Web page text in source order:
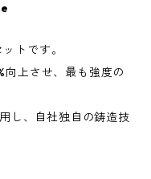
トです。
向上させ、最も強度の
し、自社独自の鋳造技